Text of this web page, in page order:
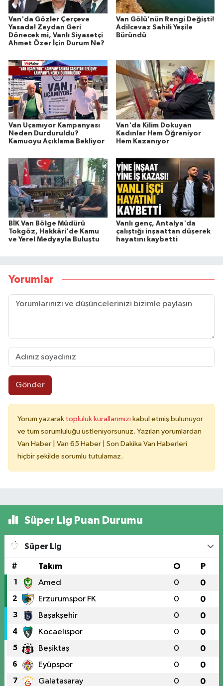
Van'da Gözler Çerçeve
Yasada! Zeydan Geri
Dönecek mi, Vanlı Siyasetçi
Ahmet Özer İçin Durum Ne?
Van Gölü'nün Rengi Değişti!
Adilcevaz Sahili Yeşile
Büründü
Van Uçamıyor Kampanyası
Neden Durduruldu?
Kamuoyu Açıklama Bekliyor
Van'da Kilim Dokuyan
Kadınlar Hem Öğreniyor
Hem Kazanıyor
BİK Van Bölge Müdürü
Tokgöz, Hakkâri'de Kamu
ve Yerel Medyayla Buluştu
Vanlı genç, Antalya'da
çalıştığı inşaattan düşerek
hayatını kaybetti
Yorumlar
Gönder
Yorum yazarak topluluk kurallarımızı kabul etmiş bulunuyor
ve tüm sorumluluğu üstleniyorsunuz. Yazılan yorumlardan
Van Haber | Van 65 Haber | Son Dakika Van Haberleri
hiçbir şekilde sorumlu tutulamaz.
Süper Lig Puan Durumu
Süper Lig
# Takım O P
1 Amed 0 0
2 Erzurumspor FK 0 0
3 Başakşehir 0 0
4 Kocaelispor 0 0
5 Beşiktaş 0 0
6 Eyüpspor 0 0
7 Galatasaray 0 0